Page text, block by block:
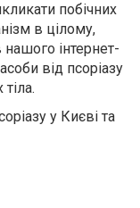
побічних
в цілому,
нашого інтернет-
від псоріазу